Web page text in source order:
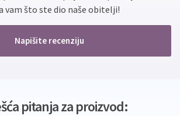
vam što ste dio naše obitelji!
Napišite recenziju
pitanja za proizvod: